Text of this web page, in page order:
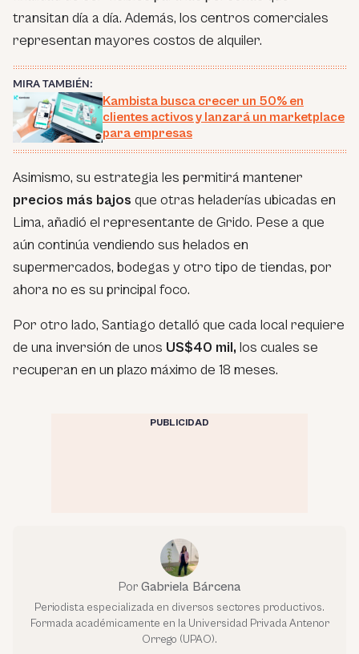
transitan día a día. Además, los centros comerciales
representan mayores costos de alquiler.
MIRA TAMBIÉN:
Kambista busca crecer un 50% en
clientes activos y lanzará un marketplace
para empresas
Asimismo, su estrategia les permitirá mantener
precios más bajos que otras heladerías ubicadas en
Lima, añadió el representante de Grido. Pese a que
aún continúa vendiendo sus helados en
supermercados, bodegas y otro tipo de tiendas, por
ahora no es su principal foco.
Por otro lado, Santiago detalló que cada local requiere
de una inversión de unos US$40 mil, los cuales se
recuperan en un plazo máximo de 18 meses.
PUBLICIDAD
Por Gabriela Bárcena
Periodista especializada en diversos sectores productivos.
Formada académicamente en la Universidad Privada Antenor
Orrego (UPAO).